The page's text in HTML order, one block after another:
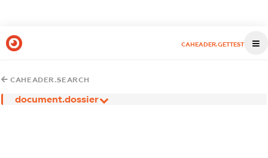
CAHEADER.GETTEST
CAHEADER.SEARCH
document.dossier